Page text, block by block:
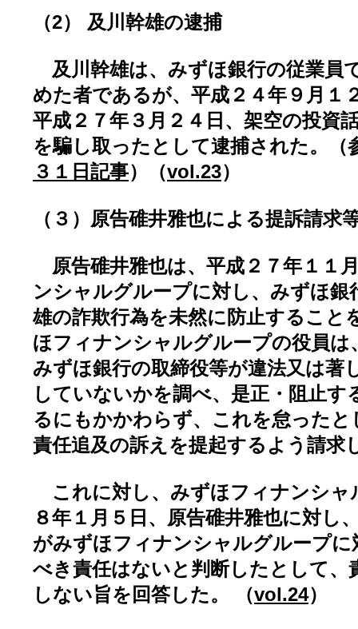
（2） 及川幹雄の逮捕
及川幹雄は、みずほ銀行の従業員
めた者であるが、平成２４年９月１
平成２７年３月２４日、架空の投資
を騙し取ったとして逮捕された。（
３１日記事）（vol.23）
（３）原告碓井雅也による提訴請求
原告碓井雅也は、平成２７年１１
ンシャルグループに対し、みずほ銀
雄の詐欺行為を未然に防止すること
ほフィナンシャルグループの役員は
みずほ銀行の取締役等が違法又は著
していないかを調べ、是正・阻止す
るにもかかわらず、これを怠った
責任追及の訴えを提起するよう請求
これに対し、みずほフィナンシャ
８年１月５日、原告碓井雅也に対し
がみずほフィナンシャルグループに
べき責任はないと判断したとして、
しない旨を回答した。 （vol.24）